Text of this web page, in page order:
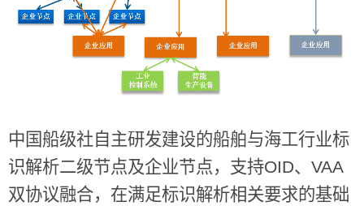
中国船级社自主研发建设的船舶与海工行业标
识解析二级节点及企业节点，支持OID、 VAA
双协议融合，在满足标识解析相关要求的基础